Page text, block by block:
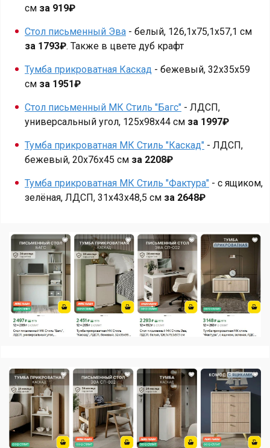
см за 919₽
Стол письменный Эва - белый, 126,1x75,1x57,1 см
за 1793₽. Также в цвете дуб крафт
Тумба прикроватная Каскад - бежевый, 32x35x59
см за 1951₽
Стол письменный МК Стиль "Багс" - ЛДСП,
универсальный угол, 125x98x44 см за 1997₽
Тумба прикроватная МК Стиль "Каскад" - ЛДСП,
бежевый, 20х76х45 см за 2208₽
Тумба прикроватная МК Стиль "Фактура" - с ящиком,
зелёная, ЛДСП, 31х43х48,5 см за 2648₽